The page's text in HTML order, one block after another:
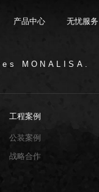
得拥有蒙娜丽
受艺术化产品
产品中心
组合打破常
，创造无界
无忧服务
，推出“微笑
决消费者家装
MONALISA.
工程案例
公装案例
战略合作